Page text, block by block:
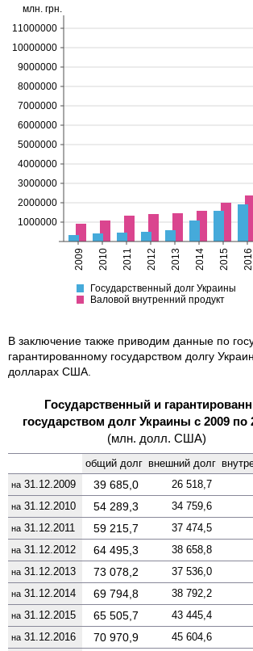
В заключение также приводим данные по
гарантированному государством долгу
долларах США.
Государственный и
государством долг Украины с 2009 по
(млн. долл. США)
общий долг внешний долг
на 31.12.2009 39 685,0 26 518,7
на 31.12.2010 54 289,3 34 759,6
на 31.12.2011 59 215,7 37 474,5
на 31.12.2012 64 495,3 38 658,8
на 31.12.2013 73 078,2 37 536,0
на 31.12.2014 69 794,8 38 792,2
на 31.12.2015 65 505,7 43 445,4
на 31.12.2016 70 970,9 45 604,6